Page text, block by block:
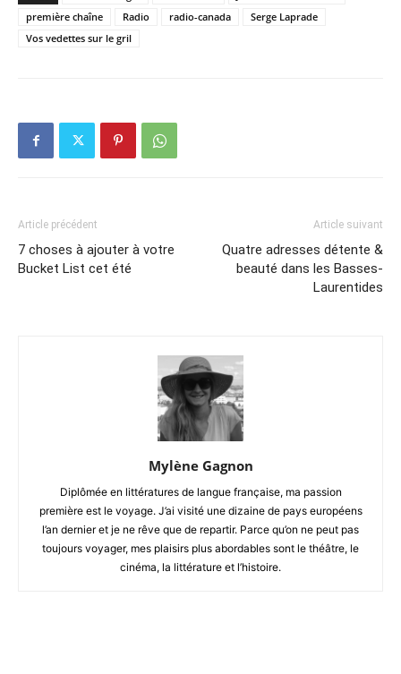
première chaîne
Radio radio-canada
Serge Laprade
Vos vedettes sur le gril
Article précédent
7 choses à ajouter à votre
Bucket List cet été
Article suivant
Quatre adresses détente &
beauté dans les Basses-
Laurentides
Mylène Gagnon
Diplômée en littératures de langue française, ma passion
première est le voyage. J’ai visité une dizaine de pays européens
l’an dernier et je ne rêve que de repartir. Parce qu’on ne peut pas
toujours voyager, mes plaisirs plus abordables sont le théâtre, le
cinéma, la littérature et l’histoire.